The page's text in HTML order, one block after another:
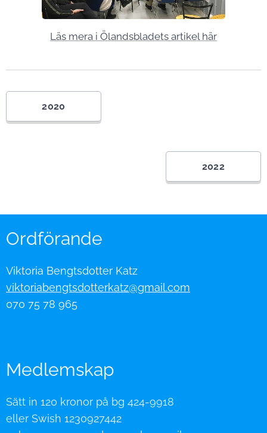
Läs mera i Ölandsbladets artikel här
2020
2022
Ordförande
Viktoria Bengtsdotter Katz
viktoriabengtsdotterkatz@gmail.com
070 75 78 965
Medlemskap
Sätt in 120 kronor på bg 424-9918
eller Swish 1230927442